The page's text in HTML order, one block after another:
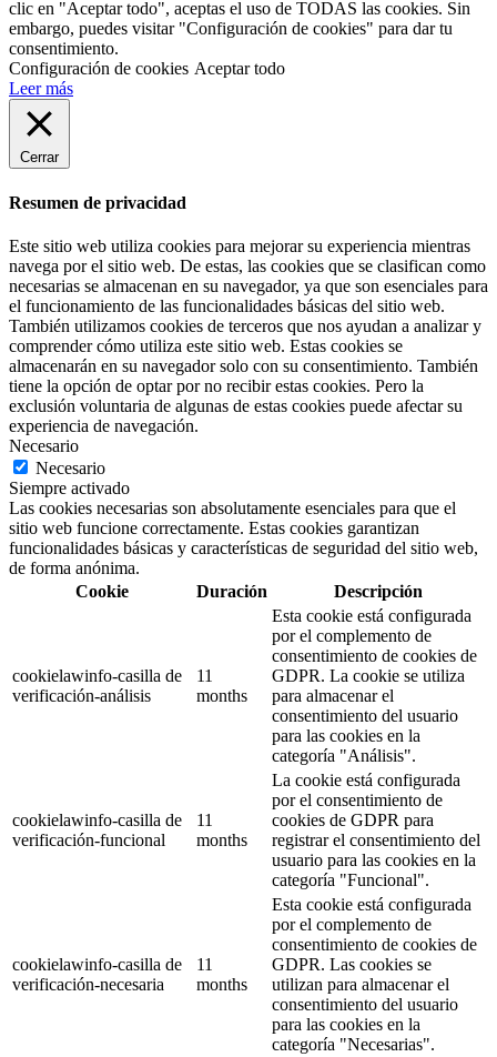
clic en "Aceptar todo", aceptas el uso de TODAS las cookies. Sin
embargo, puedes visitar "Configuración de cookies" para dar tu
consentimiento.
Configuración de cookies Aceptar todo
Leer más
Cerrar
Resumen de privacidad
Este sitio web utiliza cookies para mejorar su experiencia mientras
navega por el sitio web. De estas, las cookies que se clasifican como
necesarias se almacenan en su navegador, ya que son esenciales para
el funcionamiento de las funcionalidades básicas del sitio web.
También utilizamos cookies de terceros que nos ayudan a analizar y
comprender cómo utiliza este sitio web. Estas cookies se
almacenarán en su navegador solo con su consentimiento. También
tiene la opción de optar por no recibir estas cookies. Pero la
exclusión voluntaria de algunas de estas cookies puede afectar su
experiencia de navegación.
Necesario
Necesario
Siempre activado
Las cookies necesarias son absolutamente esenciales para que el
sitio web funcione correctamente. Estas cookies garantizan
funcionalidades básicas y características de seguridad del sitio web,
de forma anónima.
Cookie
Duración Descripción
cookielawinfo-casilla de
verificación-análisis
11
months
Esta cookie está configurada
por el complemento de
consentimiento de cookies de
GDPR. La cookie se utiliza
para almacenar el
consentimiento del usuario
para las cookies en la
categoría "Análisis".
cookielawinfo-casilla de
verificación-funcional
11
months
La cookie está configurada
por el consentimiento de
cookies de GDPR para
registrar el consentimiento del
usuario para las cookies en la
categoría "Funcional".
cookielawinfo-casilla de
verificación-necesaria
11
months
Esta cookie está configurada
por el complemento de
consentimiento de cookies de
GDPR. Las cookies se
utilizan para almacenar el
consentimiento del usuario
para las cookies en la
categoría "Necesarias".